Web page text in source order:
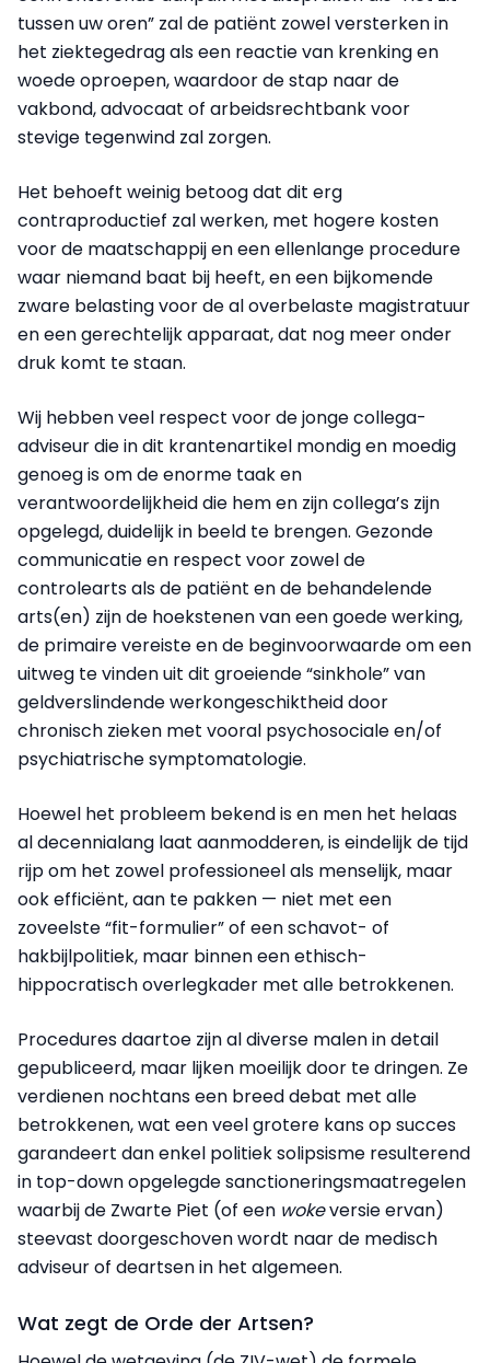
tussen uw oren” zal de patiënt zowel versterken in
het ziektegedrag als een reactie van krenking en
woede oproepen, waardoor de stap naar de
vakbond, advocaat of arbeidsrechtbank voor
stevige tegenwind zal zorgen.
Het behoeft weinig betoog dat dit erg
contraproductief zal werken, met hogere kosten
voor de maatschappij en een ellenlange procedure
waar niemand baat bij heeft, en een bijkomende
zware belasting voor de al overbelaste magistratuur
en een gerechtelijk apparaat, dat nog meer onder
druk komt te staan.
Wij hebben veel respect voor de jonge collega-
adviseur die in dit krantenartikel mondig en moedig
genoeg is om de enorme taak en
verantwoordelijkheid die hem en zijn collega’s zijn
opgelegd, duidelijk in beeld te brengen. Gezonde
communicatie en respect voor zowel de
controlearts als de patiënt en de behandelende
arts(en) zijn de hoekstenen van een goede werking,
de primaire vereiste en de beginvoorwaarde om een
uitweg te vinden uit dit groeiende “sinkhole” van
geldverslindende werkongeschiktheid door
chronisch zieken met vooral psychosociale en/of
psychiatrische symptomatologie.
Hoewel het probleem bekend is en men het helaas
al decennialang laat aanmodderen, is eindelijk de tijd
rijp om het zowel professioneel als menselijk, maar
ook efficiënt, aan te pakken — niet met een
zoveelste “fit-formulier” of een schavot- of
hakbijlpolitiek, maar binnen een ethisch-
hippocratisch overlegkader met alle betrokkenen.
Procedures daartoe zijn al diverse malen in detail
gepubliceerd, maar lijken moeilijk door te dringen. Ze
verdienen nochtans een breed debat met alle
betrokkenen, wat een veel grotere kans op succes
garandeert dan enkel politiek solipsisme resulterend
in top-down opgelegde sanctioneringsmaatregelen
waarbij de Zwarte Piet (of een wokeversie ervan)
steevast doorgeschoven wordt naar de medisch
adviseur of deartsen in het algemeen.
Wat zegt de Orde der Artsen?